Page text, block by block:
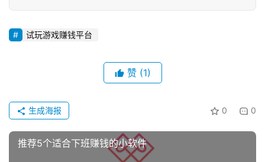
试玩游戏赚钱平台
赞 (1)
0 0
生成海报
推荐5个适合下班赚钱的小软件